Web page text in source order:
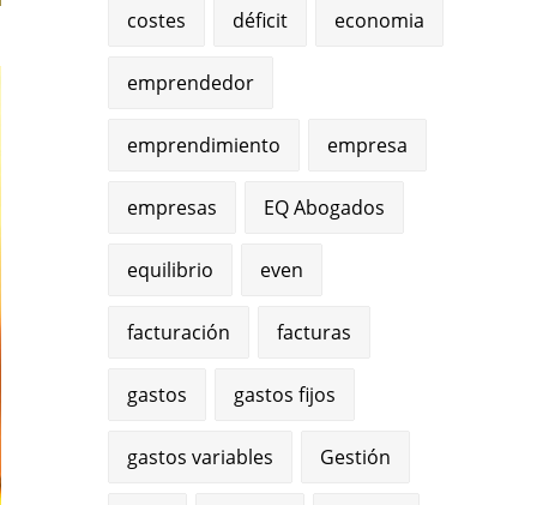
costes déficit economia
emprendedor
emprendimiento empresa
empresas EQ Abogados
equilibrio even
facturación facturas
gastos gastos fijos
gastos variables Gestión